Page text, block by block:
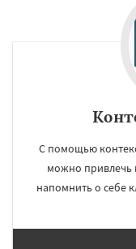
С помощью
можно привлечь
напомнить о себе